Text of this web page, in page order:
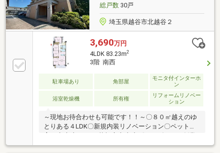
総戸数30戸
埼玉県越谷市北越谷２
3,690万円
4LDK 83.23m2
3階 南西
駐車場あり 角部屋
モニタ付インターホ
ン
浴室乾燥機 所有権
リフォームリノベー
ション
～現地お待合わせも可能です！！～〇８０㎡越えのゆ
とりある４LDK〇新規内装リノベーション〇ペット飼
１６年目》～東京都・埼玉県・千葉県で販売実績多数